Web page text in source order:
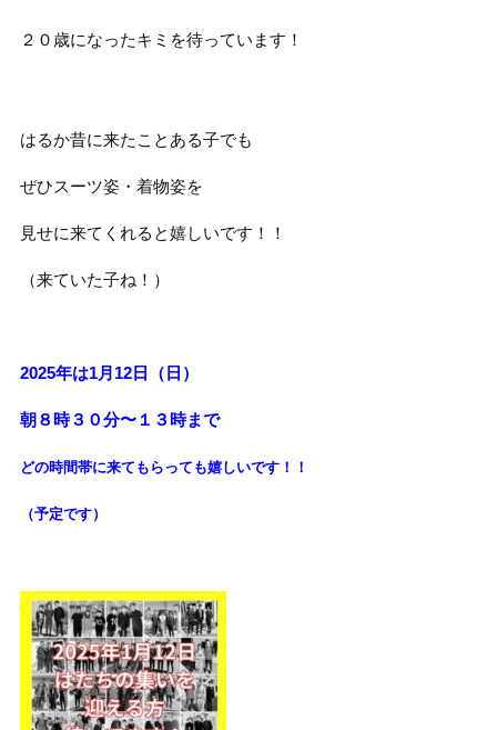
２０歳になったキミを待っています！
はるか昔に来たことある子でも
ぜひスーツ姿・着物姿を
見せに来てくれると嬉しいです！！
（来ていた子ね！）
2025年は1月12日（日）
朝８時３０分〜１３時まで
どの時間帯に来てもらっても嬉しいです！！
（予定です）